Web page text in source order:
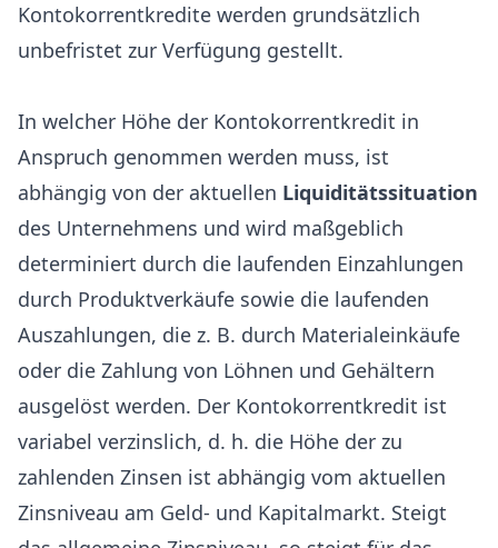
Kontokorrentkredite werden grundsätzlich
unbefristet zur Verfügung gestellt.
In welcher Höhe der Kontokorrentkredit in
Anspruch genommen werden muss, ist
abhängig von der aktuellen Liquiditätssituation
des Unternehmens und wird maßgeblich
determiniert durch die laufenden Einzahlungen
durch Produktverkäufe sowie die laufenden
Auszahlungen, die z. B. durch Materialeinkäufe
oder die Zahlung von Löhnen und Gehältern
ausgelöst werden. Der Kontokorrentkredit ist
variabel verzinslich, d. h. die Höhe der zu
zahlenden Zinsen ist abhängig vom aktuellen
Zinsniveau am Geld- und Kapitalmarkt. Steigt